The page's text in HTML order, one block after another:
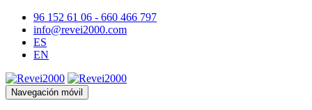
96 152 61 06 - 660 466 797
info@revei2000.com
ES
EN
Navegación móvil